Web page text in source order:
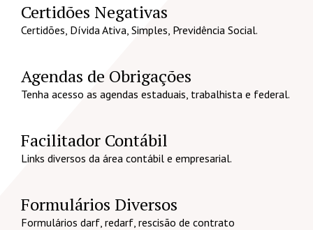
Certidões Negativas
Certidões, Dívida Ativa, Simples, Previdência Social.
Agendas de Obrigações
Tenha acesso as agendas estaduais, trabalhista e federal.
Facilitador Contábil
Links diversos da área contábil e empresarial.
Formulários Diversos
Formulários darf, redarf, rescisão de contrato